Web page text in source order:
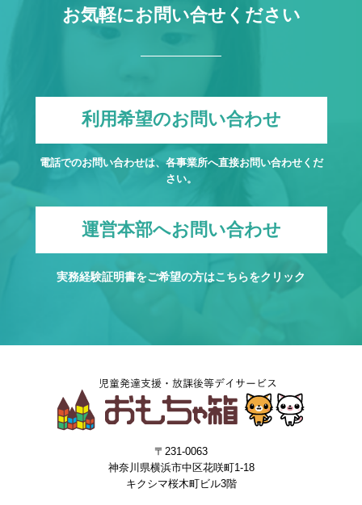
お気軽にお問い合せください
利用希望のお問い合わせ
電話でのお問い合わせは、各事業所へ直接お問い合わせくだ
さい。
運営本部へお問い合わせ
実務経験証明書をご希望の方はこちらをクリック
〒231-0063
神奈川県横浜市中区花咲町1-18
キクシマ桜木町ビル3階